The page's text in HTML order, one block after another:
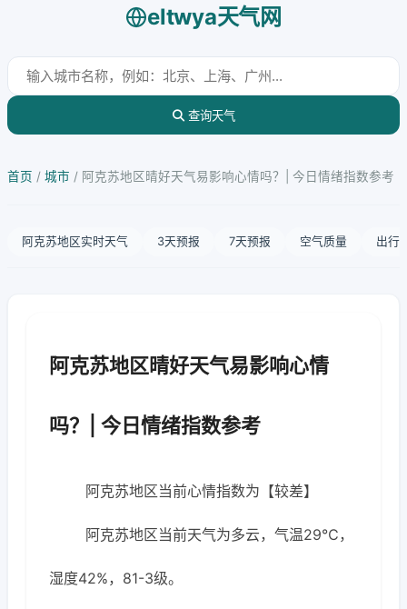
eltwya天气网
查询天气
首页 / 城市 / 阿克苏地区晴好天气易影响心情吗？| 今日情绪指数参考
阿克苏地区实时天气 3天预报 7天预报 空气质量 出行
阿克苏地区晴好天气易影响心情
吗？| 今日情绪指数参考
阿克苏地区当前心情指数为【较差】
阿克苏地区当前天气为多云，气温29℃，
湿度42%，81-3级。